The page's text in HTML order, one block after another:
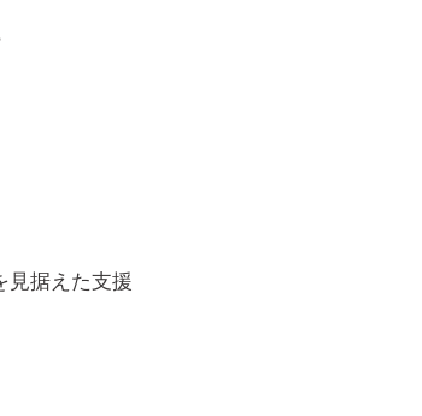
見据えた支援